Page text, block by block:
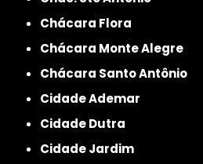
Chácara Flora
Chácara Monte Alegre
Chácara Santo Antônio
Cidade Ademar
Cidade Dutra
Cidade Jardim